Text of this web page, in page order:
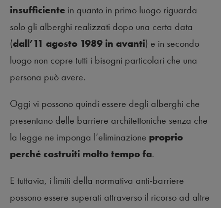
insufficiente in quanto in primo luogo riguarda
solo gli alberghi realizzati dopo una certa data
(dall’11 agosto 1989 in avanti) e in secondo
luogo non copre tutti i bisogni particolari che una
persona può avere.
Oggi vi possono quindi essere degli alberghi che
presentano delle barriere architettoniche senza che
la legge ne imponga l’eliminazione proprio
perché costruiti molto tempo fa.
E tuttavia, i limiti della normativa anti-barriere
possono essere superati attraverso il ricorso ad altre